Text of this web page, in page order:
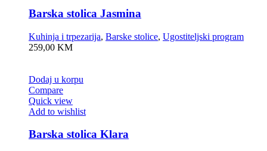
Barska stolica Jasmina
Kuhinja i trpezarija, Barske stolice, Ugostiteljski program
259,00 KM
Dodaj u korpu
Compare
Quick view
Add to wishlist
Barska stolica Klara